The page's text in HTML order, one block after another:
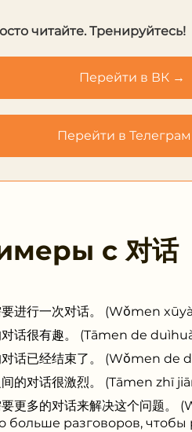
читайте. Тренируйтесь!
Перейти в ВК →
Перейти в
с对话
要进行一次对话。 (Wǒmen
对话很有趣。 (Tāmen de
对话已经结束了。 (Wǒmen
间的对话很激烈。 (Tāmen
要更多的对话来解决这个问题
больше разговоров, чтобы